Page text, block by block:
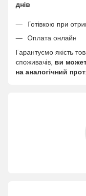
днів
Готівкою при
Оплата онлайн
Гарантуємо якість
споживачів, ви
на аналогічний